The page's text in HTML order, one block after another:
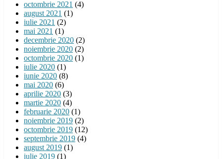
octombrie 2021 (4)
august 2021 (1)
iulie 2021 (2)
mai 2021 (1)
decembrie 2020 (2)
noiembrie 2020 (2)
octombrie 2020 (1)
iulie 2020 (1)
iunie 2020 (8)
mai 2020 (6)
aprilie 2020 (3)
martie 2020 (4)
februarie 2020 (1)
noiembrie 2019 (2)
octombrie 2019 (12)
septembrie 2019 (4)
august 2019 (1)
iulie 2019 (1)